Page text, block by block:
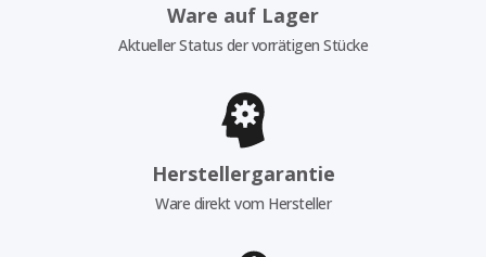
Ware auf Lager
Aktueller Status der vorrätigen Stücke
Herstellergarantie
Ware direkt vom Hersteller